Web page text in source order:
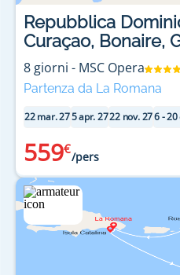
Repubblica
Curaçao, Bonaire,
8 giorni - MSC Opera
Partenza da La Romana
22 mar. 275 apr. 2722 nov. 276 - 20
559€
/pers